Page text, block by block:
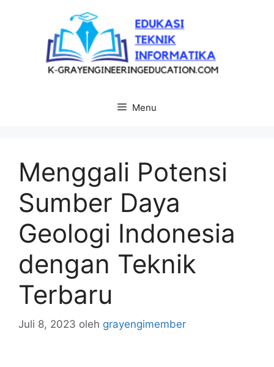
Menu
Menggali Potensi
Sumber Daya
Geologi Indonesia
dengan Teknik
Terbaru
Juli 8, 2023 oleh grayengimember